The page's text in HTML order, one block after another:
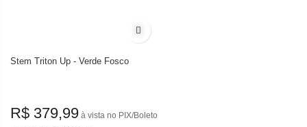
Adicionar à lista de desejos
Stem Triton Up - Verde Fosco
R$ 379,99 à vista no PIX/Boleto